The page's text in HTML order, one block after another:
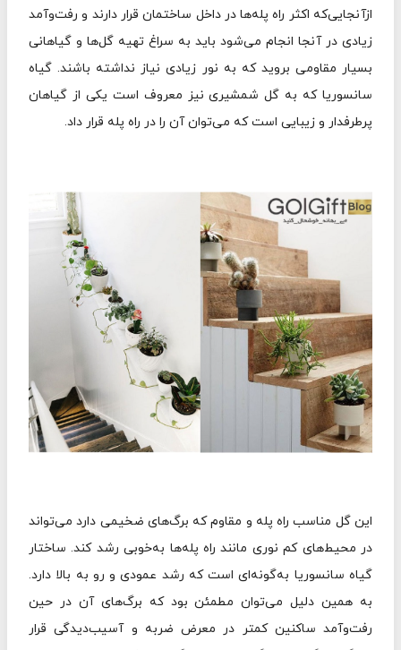
ازآنجایی‌که اکثر راه پله‌ها در داخل ساختمان قرار دارند و رفت‌وآمد
زیادی در آنجا انجام می‌شود باید به سراغ تهیه گل‌ها و گیاهانی
بسیار مقاومی بروید که به نور زیادی نیاز نداشته باشند. گیاه
سانسوریا که به گل شمشیری نیز معروف است یکی از گیاهان
پرطرفدار و زیبایی است که می‌توان آن را در راه پله قرار داد.
این گل مناسب راه پله و مقاوم که برگ‌های ضخیمی دارد می‌تواند
در محیط‌های کم نوری مانند راه پله‌ها به‌خوبی رشد کند. ساختار
گیاه سانسوریا به‌گونه‌ای است که رشد عمودی و رو به بالا دارد.
به همین دلیل می‌توان مطمئن بود که برگ‌های آن در حین
رفت‌وآمد ساکنین کمتر در معرض ضربه و آسیب‌دیدگی قرار